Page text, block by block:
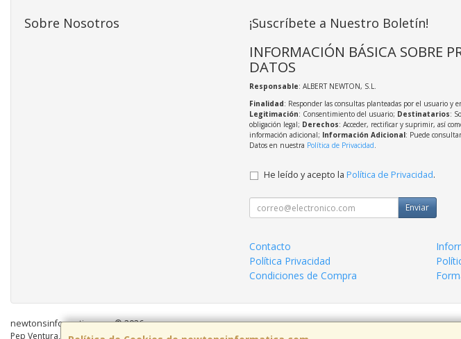
Sobre Nosotros ¡Suscríbete a Nuestro Boletín!
INFORMACIÓN BÁSICA SOBRE
DATOS
Responsable: ALBERT NEWTON, S.L.
Finalidad: Responder las consultas planteadas por el usuario y
Legitimación: Consentimiento del usuario; Destinatarios:
obligación legal; Derechos: Acceder, rectificar y suprimir, así
información adicional; Información Adicional: Puede
Datos en nuestra Política de Privacidad.
He leído y acepto la Política de Privacidad.
Enviar
Contacto
Política Privacidad
Condiciones de Compra
newtonsinformatica.com © 2026
Pep Ventura, 55 Local 2, 08810, Barcelona, España. - C.I.F.: B59883041 - Tel: 938963820